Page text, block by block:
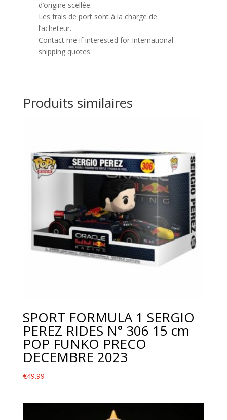
d’origine scellée.
Les frais de port sont à la charge de
l’acheteur.
Contact me if interested for International
shipping quotes
Produits similaires
SPORT FORMULA 1 SERGIO
PEREZ RIDES N° 306 15 cm
POP FUNKO PRECO
DECEMBRE 2023
€49.99